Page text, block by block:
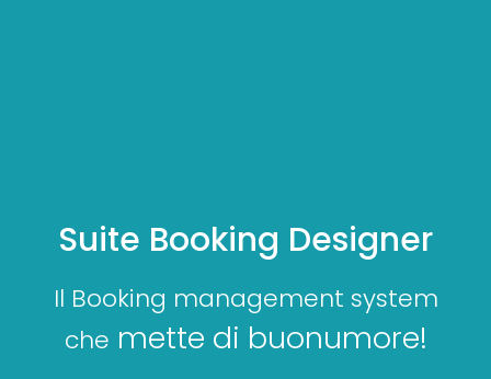
Suite Booking Designer
Il Booking management system
che mette di buonumore!